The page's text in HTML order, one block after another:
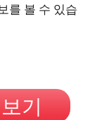
를 볼 수 있습
기